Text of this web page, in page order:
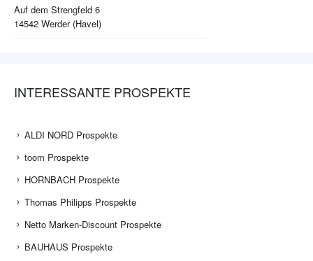
Auf dem Strengfeld 6
14542 Werder (Havel)
INTERESSANTE PROSPEKTE
ALDI NORD Prospekte
toom Prospekte
HORNBACH Prospekte
Thomas Philipps Prospekte
Netto Marken-Discount Prospekte
BAUHAUS Prospekte